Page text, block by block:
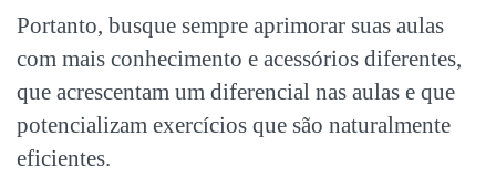
Portanto, busque sempre aprimorar suas aulas
com mais conhecimento e acessórios diferentes,
que acrescentam um diferencial nas aulas e que
potencializam exercícios que são naturalmente
eficientes.